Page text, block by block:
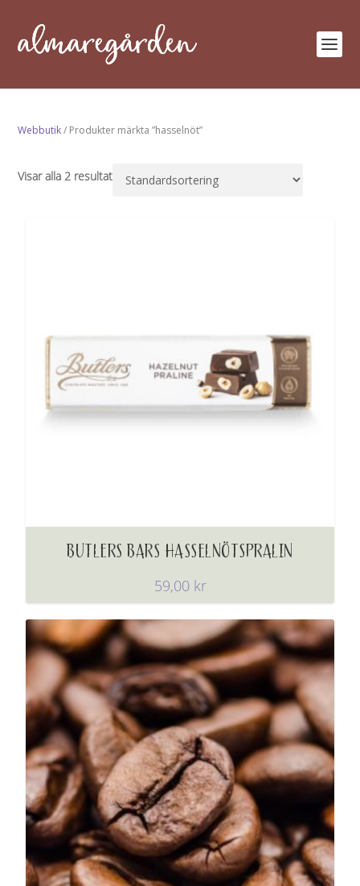
Webbutik/ Produkter märkta ”hasselnöt”
Visar alla 2 resultat
BUTLERS BARS HASSELNÖTSPRALIN
59,00 kr